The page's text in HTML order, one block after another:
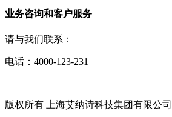
业务咨询和客户服务
请与我们联系：
电话：4000-123-231
版权所有 上海艾纳诗科技集团有限公司